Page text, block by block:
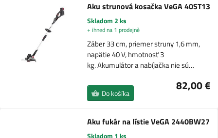
Aku strunová kosačka VeGA 40ST13
Skladom 2 ks
+ ihned na 1 prodejně
Záber 33 cm, priemer struny 1,6 mm,
napätie 40 V, hmotnosť 3
kg. Akumulátor a nabíjačka nie sú…
82,00 €
Do košíka
Aku fukár na lístie VeGA 2440BW27
Skladom 1 ks